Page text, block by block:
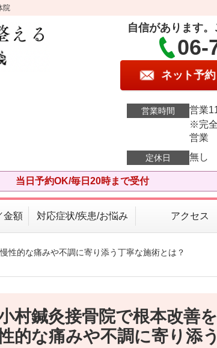
院
自信があります
06-
ネット予約
営業時間
営業
※完
営業
定休日 無し
当日予約OK/毎日20時まで受付
金額 対応症状/疾患/お悩み アクセス
性的な痛みや不調に寄り添う丁寧な施術とは？
村鍼灸接骨院で根本改善
的な痛みや不調に寄り添